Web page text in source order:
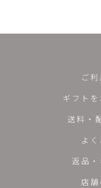
ご
ギフト
送料・
よ
返品
店